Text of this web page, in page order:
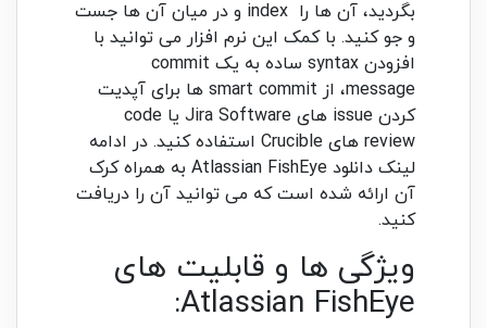
بگردید، آن ها را index و در میان آن ها جست
و جو کنید. با کمک این نرم افزار می توانید با
افزودن syntax ساده به یک commit
message، از smart commit ها برای آپدیت
کردن issue های Jira Software یا code
review های Crucible استفاده کنید. در ادامه
لینک دانلود Atlassian FishEye به همراه کرک
آن ارائه شده است که می توانید آن را دریافت
کنید.
ویژگی ها و قابلیت های
Atlassian FishEye: